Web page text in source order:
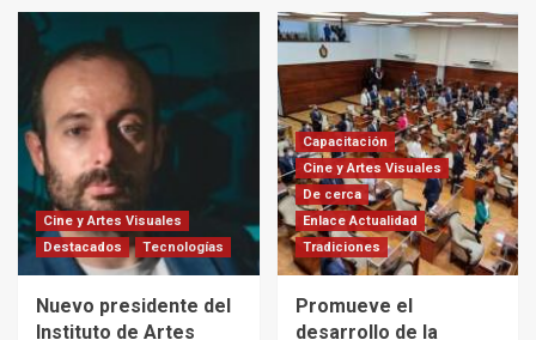
Cine y Artes Visuales
Destacados
Tecnologías
Nuevo presidente del
Instituto de Artes
Capacitación
Cine y Artes Visuales
De cerca
Enlace Actualidad
Tradiciones
Promueve el
desarrollo de la